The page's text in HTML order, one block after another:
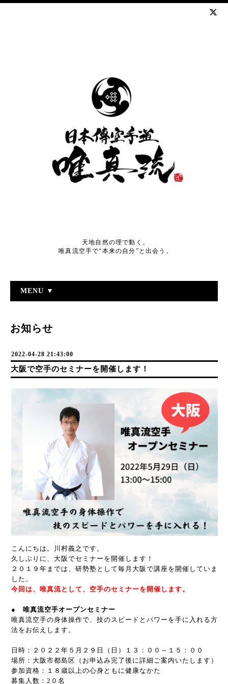
天地自然の理で動く。
唯真流空手で“本来の自分”と出会う。
MENU ▼
お知らせ
2022-04-28 21:43:00
大阪で空手のセミナーを開催します！
こんにちは。川村義之です。
久しぶりに、大阪でセミナーを開催します！
２０１９年までは、研勢塾として毎月大阪で講座を開催していま
した。
今回は、唯真流として、空手のセミナーを開催します。
● 唯真流空手オープンセミナー
唯真流空手の身体操作で、技のスピードとパワーを手に入れる方
法をお伝えします。
日時：２０２２年５月２９日（日）１３：００～１５：００
場所：大阪市都島区（お申込み完了後に詳細ご案内いたします）
参加資格：１８歳以上の心身ともに健康なかた
募集人数：2０名